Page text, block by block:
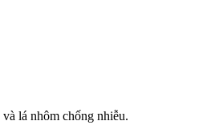
lá nhôm chống nhiễu.